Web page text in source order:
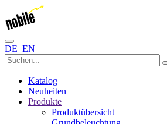
DE EN
Katalog
Neuheiten
Produkte
Produktübersicht